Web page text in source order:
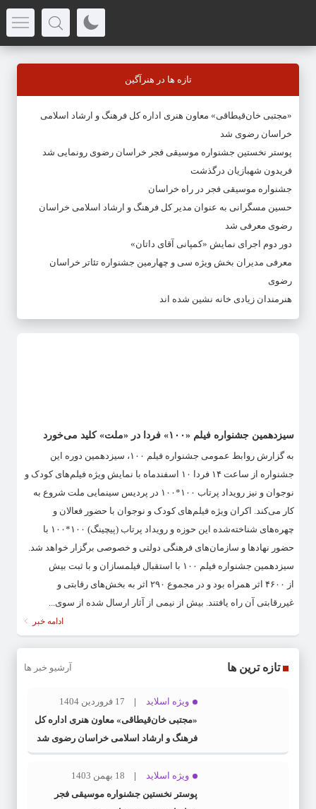
تازه ها در هنرآگین
«مجتبی خان‌قیطاقی» معاون هنری اداره کل فرهنگ و ارشاد اسلامی
خراسان رضوی شد
پوستر نخستین جشنواره موسیقی فجر خراسان رضوی رونمایی شد
فریدون شهبازیان درگذشت
جشنواره موسیقی فجر در راه خراسان
حسین مسگرانی به عنوان مدیر کل فرهنگ و ارشاد اسلامی خراسان
رضوی معرفی شد
دور دوم اجرای نمایش «کمپانی آقای داتان»
معرفی مدیران بخش ویژه سی و چهارمین جشنواره تئاتر خراسان
رضوی
هنرمندان زیادی خانه نشین شده اند
سیزدهمین جشنواره فیلم «۱۰۰» فردا در «ملت» کلید می‌خورد
به گزارش روابط عمومی جشنواره فیلم ۱۰۰، سیزدهمین دوره این
جشنواره از ساعت ۱۴ فردا ۱۰ اسفندماه با نمایش ویژه فیلم‌های کودک و
نوجوان و نیز رویداد پرتاب ۱۰۰*۱۰۰ در پردیس سینمایی ملت شروع به
کار می‌کند. اکران ویژه فیلم‌های کودک و نوجوان با حضور فعالان و
چهره‌های شناخته‌شده این حوزه و رویداد پرتاب (پیچینگ) ۱۰۰*۱۰۰ با
حضور نهادها و سازمان‌های فرهنگی دولتی و خصوصی برگزار خواهد شد.
سیزدهمین جشنواره فیلم ۱۰۰ با استقبال فیلمسازان و با ثبت بیش
از ۴۶۰۰ اثر همراه بود و در مجموع ۲۹۰ اثر به بخش‌های رقابتی و
غیررقابتی آن راه یافتند. بیش از نیمی از آثار ارسال شده از سوی...
ادامه خبر
تازه ترین ها آرشیو خبر ها
ویژه اسلاید
17 فروردین 1404
«مجتبی خان‌قیطاقی» معاون هنری اداره کل
فرهنگ و ارشاد اسلامی خراسان رضوی شد
ویژه اسلاید
18 بهمن 1403
پوستر نخستین جشنواره موسیقی فجر